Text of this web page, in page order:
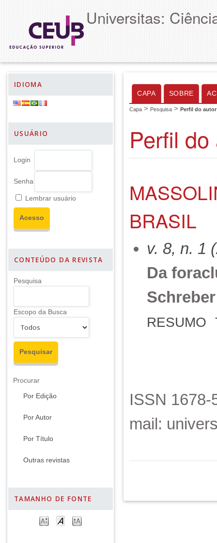
Universitas:
IDIOMA
USUÁRIO
Login
Senha
Lembrar usuário
CONTEÚDO DA REVISTA
Pesquisa
Escopo da Busca
Procurar
Por Edição
Por Autor
Por Título
Outras revistas
TAMANHO DE FONTE
CAPA SOBRE
Capa > Pesquisa > Perfil do autor
Perfil
BRASIL
v. 8, n. 1
Da
Schreber
RESUMO
ISSN
mail: